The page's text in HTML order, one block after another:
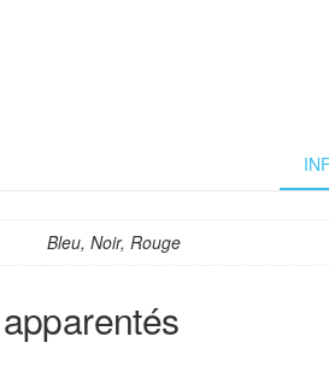
Bleu, Noir, Rouge